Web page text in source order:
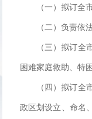
（一）拟订全
（二）负责
（三）拟订
困难家庭救助、特
（四）拟订
政区划设立、命名